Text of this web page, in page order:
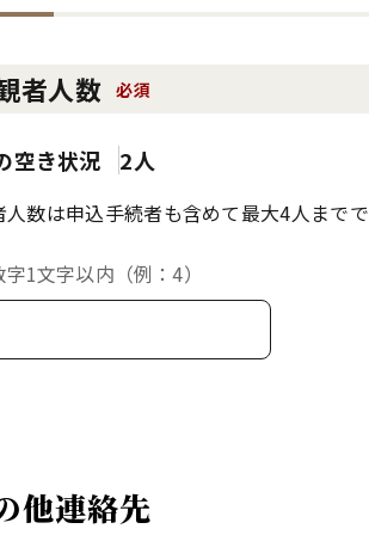
者人数 必須
空き状況 2人
人数は申込手続者も含めて最大4人まで
1文字以内（例：4）
他連絡先